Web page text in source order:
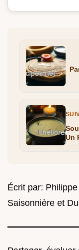
Un
Écrit par:
Saisonnière et